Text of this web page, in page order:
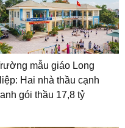
mẫu giáo Long
Hai nhà thầu cạnh
gói thầu 17,8 tỷ